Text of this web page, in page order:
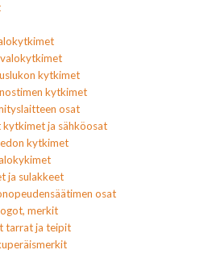
kytkimet
kytkimet
osat
kytkimet ja sähköosat
kytkimet
ja sulakkeet
osat
merkit
tarrat ja teipit